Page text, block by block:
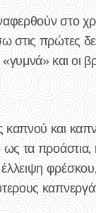
στο
στις πρώτες
και οι
και
τα